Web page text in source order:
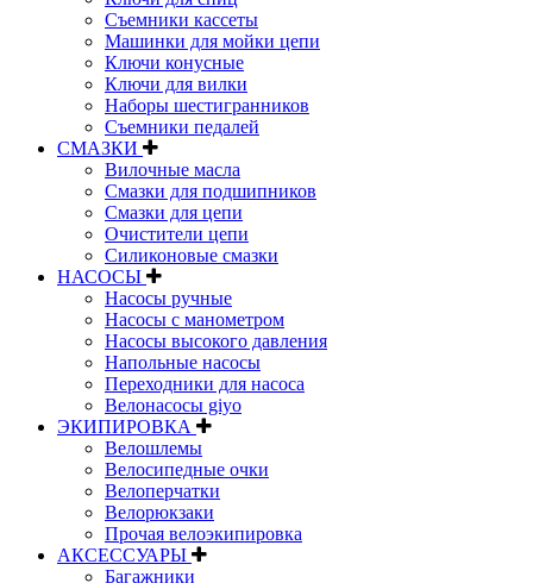
Съемники кассеты
Машинки для мойки цепи
Ключи конусные
Ключи для вилки
Наборы шестигранников
Съемники педалей
СМАЗКИ
Вилочные масла
Смазки для подшипников
Смазки для цепи
Очистители цепи
Силиконовые смазки
НАСОСЫ
Насосы ручные
Насосы с манометром
Насосы высокого давления
Напольные насосы
Переходники для насоса
Велонасосы giyo
ЭКИПИРОВКА
Велошлемы
Велосипедные очки
Велоперчатки
Велорюкзаки
Прочая велоэкипировка
АКСЕССУАРЫ
Багажники